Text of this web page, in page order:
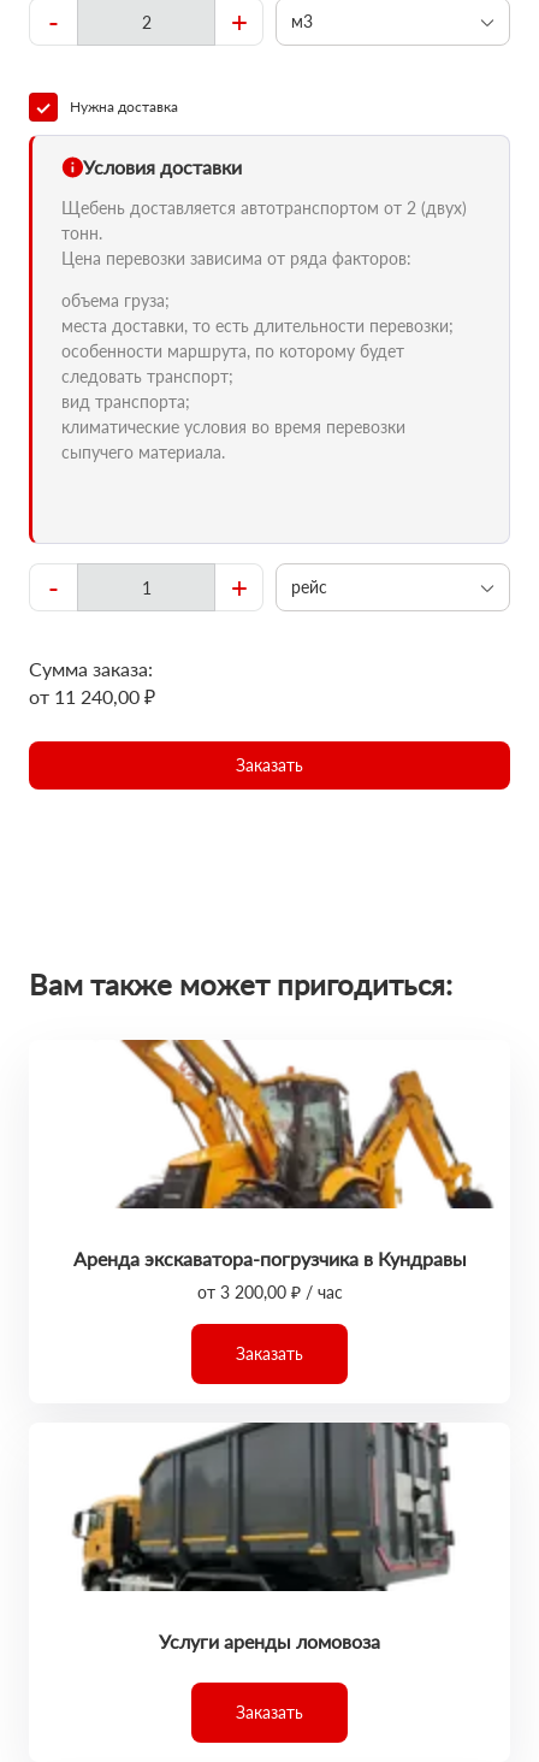
- + м3
Нужна доставка
Условия доставки
Щебень доставляется автотранспортом от 2 (двух)
тонн.
Цена перевозки зависима от ряда факторов:
объема груза;
места доставки, то есть длительности перевозки;
особенности маршрута, по которому будет
следовать транспорт;
вид транспорта;
климатические условия во время перевозки
сыпучего материала.
- + рейс
Сумма заказа:
от 11 240,00 ₽
Заказать
Вам также может пригодиться:
Аренда экскаватора-погрузчика в Кундравы
от 3 200,00 ₽ / час
Заказать
Услуги аренды ломовоза
Заказать